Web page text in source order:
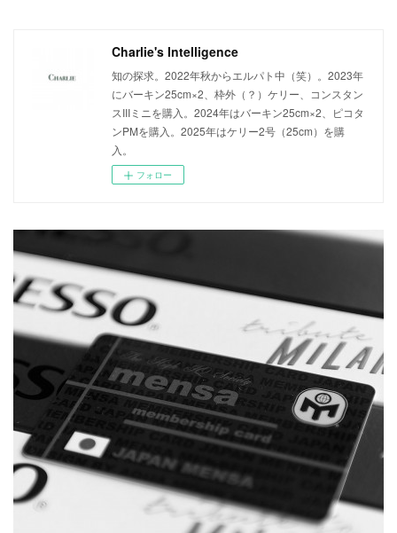
Charlie's Intelligence
知の探求。2022年秋からエルパト中（笑）。2023年
にバーキン25cm×2、枠外（？）ケリー、コンスタン
スIIIミニを購入。2024年はバーキン25cm×2、ピコタ
ンPMを購入。2025年はケリー2号（25cm）を購
入。
フォロー